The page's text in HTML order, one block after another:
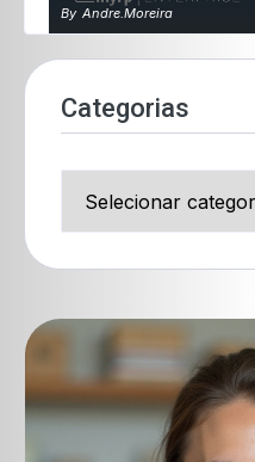
By Andre.moreira
Categorias